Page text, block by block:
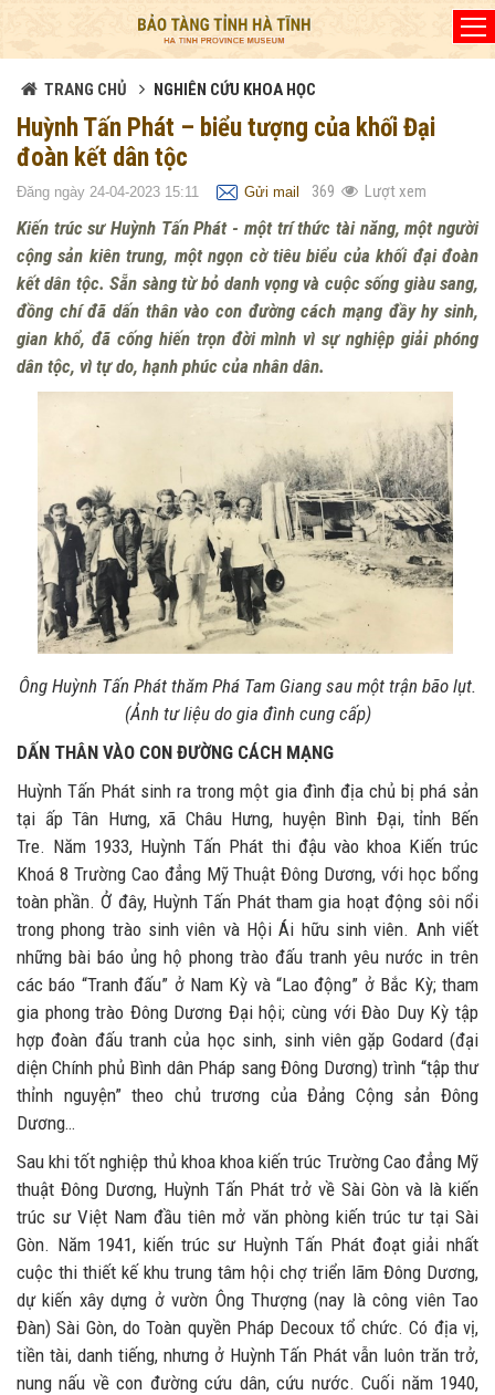
TRANG CHỦ NGHIÊN CỨU KHOA HỌC
Huỳnh Tấn Phát – biểu tượng của khối Đại
đoàn kết dân tộc
Đăng ngày 24-04-2023 15:11 Gửi mail 369 Lượt xem
Kiến trúc sư Huỳnh Tấn Phát - một trí thức tài năng, một người
cộng sản kiên trung, một ngọn cờ tiêu biểu của khối đại đoàn
kết dân tộc. Sẵn sàng từ bỏ danh vọng và cuộc sống giàu sang,
đồng chí đã dấn thân vào con đường cách mạng đầy hy sinh,
gian khổ, đã cống hiến trọn đời mình vì sự nghiệp giải phóng
dân tộc, vì tự do, hạnh phúc của nhân dân.
Ông Huỳnh Tấn Phát thăm Phá Tam Giang sau một trận bão lụt.
(Ảnh tư liệu do gia đình cung cấp)
DẤN THÂN VÀO CON ĐƯỜNG CÁCH MẠNG
Huỳnh Tấn Phát sinh ra trong một gia đình địa chủ bị phá sản
tại ấp Tân Hưng, xã Châu Hưng, huyện Bình Đại, tỉnh Bến
Tre. Năm 1933, Huỳnh Tấn Phát thi đậu vào khoa Kiến trúc
Khoá 8 Trường Cao đẳng Mỹ Thuật Đông Dương, với học bổng
toàn phần. Ở đây, Huỳnh Tấn Phát tham gia hoạt động sôi nổi
trong phong trào sinh viên và Hội Ái hữu sinh viên. Anh viết
những bài báo ủng hộ phong trào đấu tranh yêu nước in trên
các báo “Tranh đấu” ở Nam Kỳ và “Lao động” ở Bắc Kỳ; tham
gia phong trào Đông Dương Đại hội; cùng với Đào Duy Kỳ tập
hợp đoàn đấu tranh của học sinh, sinh viên gặp Godard (đại
diện Chính phủ Bình dân Pháp sang Đông Dương) trình “tập thư
thỉnh nguyện” theo chủ trương của Đảng Cộng sản Đông
Dương…
Sau khi tốt nghiệp thủ khoa khoa kiến trúc Trường Cao đẳng Mỹ
thuật Đông Dương, Huỳnh Tấn Phát trở về Sài Gòn và là kiến
trúc sư Việt Nam đầu tiên mở văn phòng kiến trúc tư tại Sài
Gòn. Năm 1941, kiến trúc sư Huỳnh Tấn Phát đoạt giải nhất
cuộc thi thiết kế khu trung tâm hội chợ triển lãm Đông Dương,
dự kiến xây dựng ở vườn Ông Thượng (nay là công viên Tao
Đàn) Sài Gòn, do Toàn quyền Pháp Decoux tổ chức. Có địa vị,
tiền tài, danh tiếng, nhưng ở Huỳnh Tấn Phát vẫn luôn trăn trở,
nung nấu về con đường cứu dân, cứu nước. Cuối năm 1940,
Đã kết nối EMC